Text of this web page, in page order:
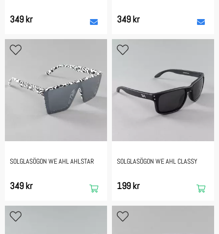
349 kr 349 kr
SOLGLASÖGON WE AHL AHLSTAR
349 kr
SOLGLASÖGON WE AHL CLASSY
199 kr